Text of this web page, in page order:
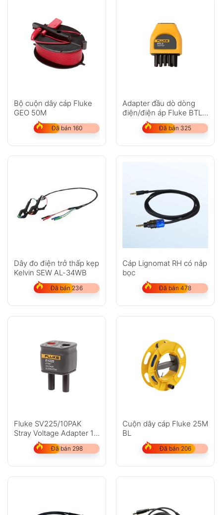
Bộ cuộn dây cáp Fluke
GEO 50M
Đã bán 160
Adapter đầu dò dòng
điện/điện áp Fluke BTL-
Đã bán 325
Dây đo điện trở thấp kẹp
Kelvin SEW AL-34WB
Đã bán 236
Cáp Lignomat RH có nắp
bọc
Đã bán 478
Fluke SV225/10PAK
Stray Voltage Adapter 10
Đã bán 298
Cuộn dây cáp Fluke 25M
BL
Đã bán 206